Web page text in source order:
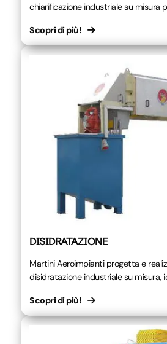
chiarificazione industriale su misura
Scopri di più!
DISIDRATAZIONE
Martini Aeroimpianti progetta e
disidratazione industriale su misura,
Scopri di più!